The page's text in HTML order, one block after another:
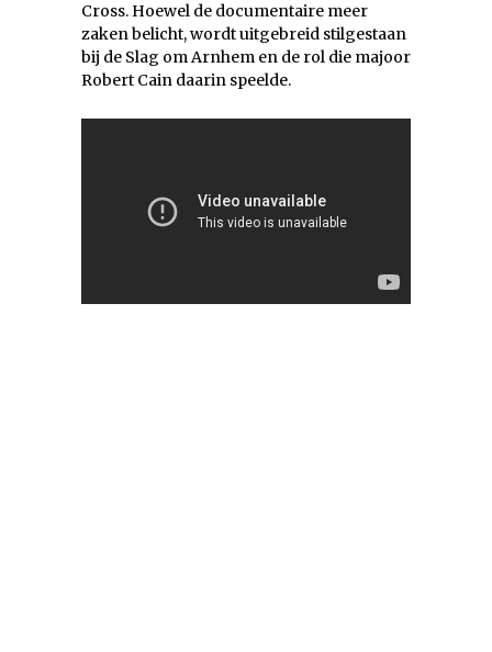
Cross. Hoewel de documentaire meer
zaken belicht, wordt uitgebreid stilgestaan
bij de Slag om Arnhem en de rol die majoor
Robert Cain daarin speelde.